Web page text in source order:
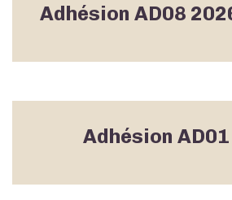
Adhésion AD08
Adhésion